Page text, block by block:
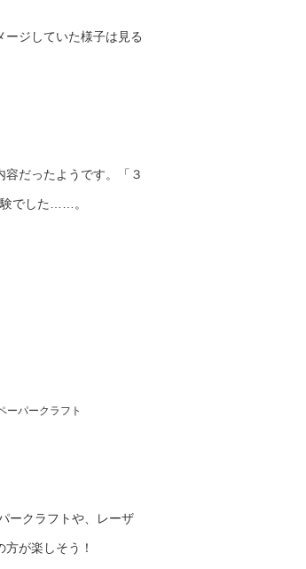
ジしていた様子は見る
だったようです。「３
でした……。
パークラフト
ークラフトや、レーザ
が楽しそう！